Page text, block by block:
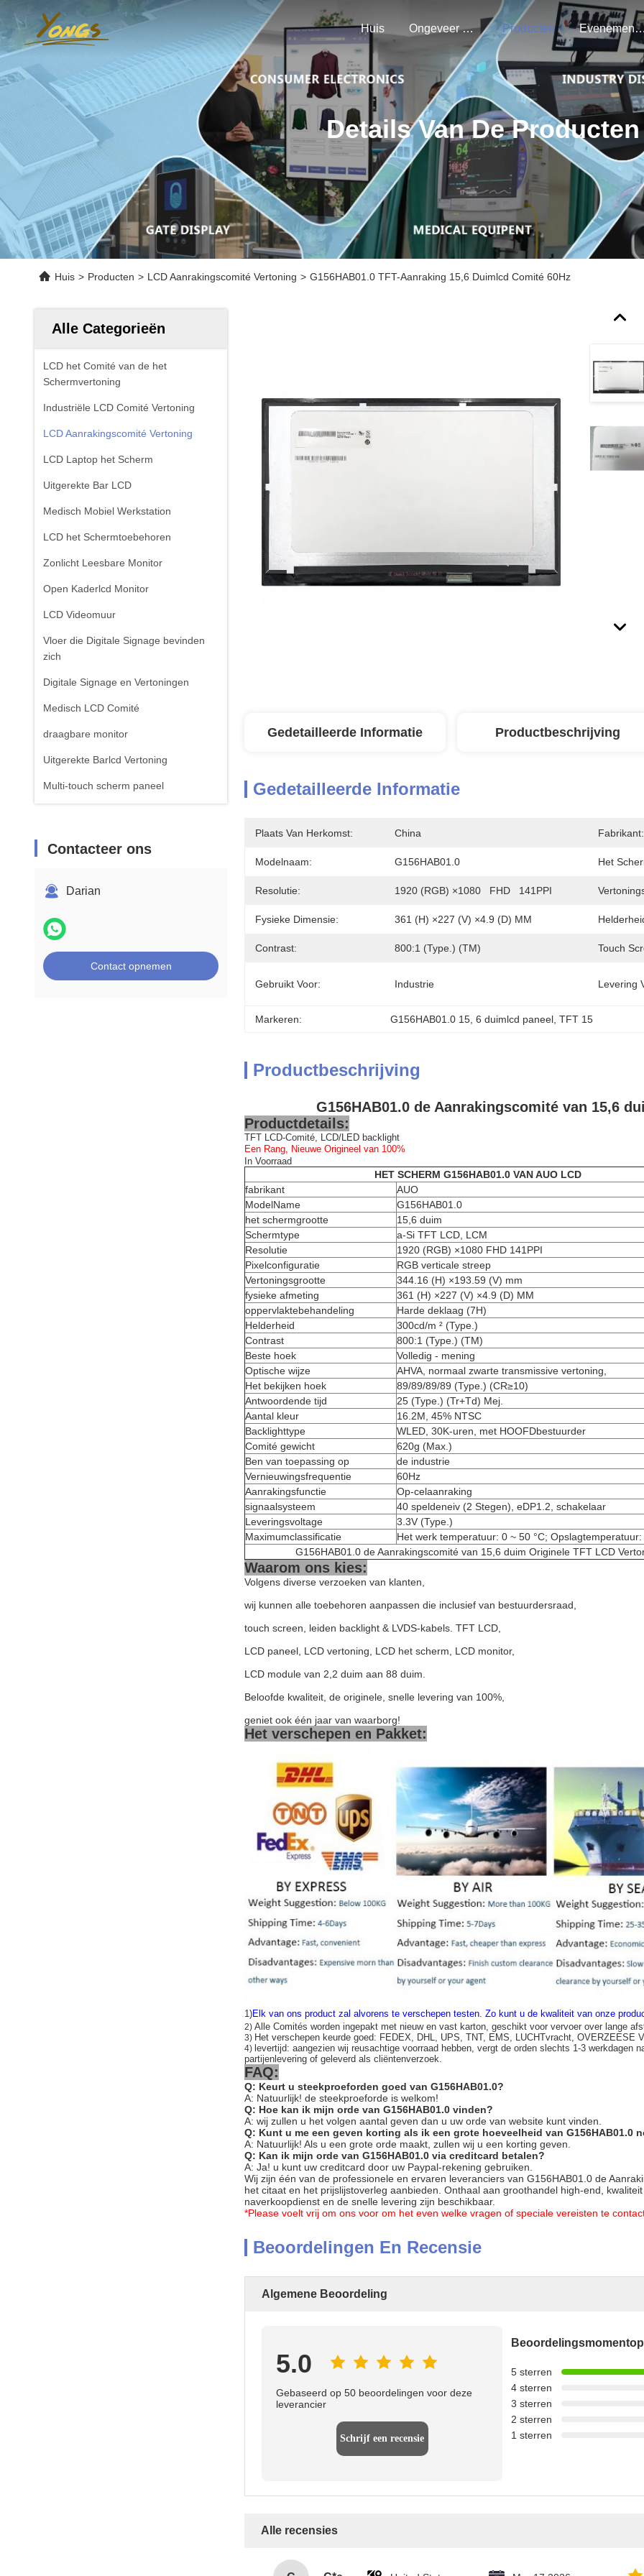
Huis Ongeveer Ons Producten
Details Van De Producten
Huis > Producten > LCD Aanrakingscomité Vertoning > G156HAB01.0 TFT-Aanraking 15,6 Duimlcd Comité 60Hz
Alle Categorieën
LCD het Comité van de het
Schermvertoning
Industriële LCD Comité Vertoning
LCD Aanrakingscomité Vertoning
LCD Laptop het Scherm
Uitgerekte Bar LCD
Medisch Mobiel Werkstation
LCD het Schermtoebehoren
Zonlicht Leesbare Monitor
Open Kaderlcd Monitor
LCD Videomuur
Vloer die Digitale Signage bevinden
zich
Digitale Signage en Vertoningen
Medisch LCD Comité
draagbare monitor
Uitgerekte Barlcd Vertoning
Multi-touch scherm paneel
Contacteer ons
Darian
Contact opnemen
Gedetailleerde Informatie Productbeschrijving
Gedetailleerde Informatie
Plaats Van Herkomst: China Fabrikant:
Modelnaam: G156HAB01.0 Het
Resolutie: 1920 (RGB) ×1080   FHD   141PPI
Fysieke Dimensie: 361 (H) ×227 (V) ×4.9 (D) MM
Contrast: 800:1 (Type.) (TM) Touch
Gebruikt Voor: Industrie Levering
Markeren: G156HAB01.0 15 , 6 duimlcd paneel , TFT 15
Productbeschrijving
G156HAB01.0 de Aanrakingscomité van 15,6
Productdetails:
TFT LCD-Comité, LCD/LED backlight
Een Rang, Nieuwe Origineel van 100%
In Voorraad
HET SCHERM G156HAB01.0 VAN AUO LCD
fabrikant
AUO
ModelName
G156HAB01.0
het schermgrootte
15,6 duim
Schermtype
a-Si TFT LCD, LCM
Resolutie
1920 (RGB) ×1080 FHD 141PPI
Pixelconfiguratie
RGB verticale streep
Vertoningsgrootte
344.16 (H) ×193.59 (V) mm
fysieke afmeting
361 (H) ×227 (V) ×4.9 (D) MM
oppervlaktebehandeling
Harde deklaag (7H)
Helderheid
300cd/m ² (Type.)
Contrast
800:1 (Type.) (TM)
Beste hoek
Volledig - mening
Optische wijze
AHVA, normaal zwarte transmissive vertoning,
Het bekijken hoek
89/89/89/89 (Type.) (CR≥10)
Antwoordende tijd
25 (Type.) (Tr+Td) Mej.
Aantal kleur
16.2M, 45% NTSC
Backlighttype
WLED, 30K-uren, met HOOFDbestuurder
Comité gewicht
620g (Max.)
Ben van toepassing op
de industrie
Vernieuwingsfrequentie
60Hz
Aanrakingsfunctie
Op-celaanraking
signaalsysteem
40 speldeneiv (2 Stegen), eDP1.2, schakelaar
Leveringsvoltage
3.3V (Type.)
Maximumclassificatie
Het werk temperatuur: 0 ~ 50 °C; Opslagtemperatuur:
G156HAB01.0 de Aanrakingscomité van 15,6 duim Originele TFT LCD
Waarom ons kies:
Volgens diverse verzoeken van klanten,
wij kunnen alle toebehoren aanpassen die inclusief van bestuurdersraad,
touch screen, leiden backlight & LVDS-kabels. TFT LCD,
LCD paneel, LCD vertoning, LCD het scherm, LCD monitor,
LCD module van 2,2 duim aan 88 duim.
Beloofde kwaliteit, de originele, snelle levering van 100%,
geniet ook één jaar van waarborg!
Het verschepen en Pakket:
1)Elk van ons product zal alvorens te verschepen testen. Zo kunt u de kwaliteit van onze
2) Alle Comités worden ingepakt met nieuw en vast karton, geschikt voor vervoer over lange
3) Het verschepen keurde goed: FEDEX, DHL, UPS, TNT, EMS, LUCHTvracht, OVERZEESE
4) levertijd: aangezien wij reusachtige voorraad hebben, vergt de orden slechts 1-3 werkdagen
partijenlevering of geleverd als cliëntenverzoek.
FAQ:
Q: Keurt u steekproeforden goed van G156HAB01.0?
A: Natuurlijk! de steekproeforde is welkom!
Q: Hoe kan ik mijn orde van G156HAB01.0 vinden?
A: wij zullen u het volgen aantal geven dan u uw orde van website kunt vinden.
Q: Kunt u me een geven korting als ik een grote hoeveelheid van G156HAB01.0
A: Natuurlijk! Als u een grote orde maakt, zullen wij u een korting geven.
Q: Kan ik mijn orde van G156HAB01.0 via creditcard betalen?
A: Ja! u kunt uw creditcard door uw Paypal-rekening gebruiken.
Wij zijn één van de professionele en ervaren leveranciers van G156HAB01.0 de
het citaat en het prijslijstoverleg aanbieden. Onthaal aan groothandel high-end,
naverkoopdienst en de snelle levering zijn beschikbaar.
*Please voelt vrij om ons voor om het even welke vragen of speciale vereisten te
Beoordelingen En Recensie
Algemene Beoordeling
5.0
Gebaseerd op 50 beoordelingen voor deze
leverancier
Schrijf een recensie
5 sterren
4 sterren
3 sterren
2 sterren
1 sterren
Alle recensies